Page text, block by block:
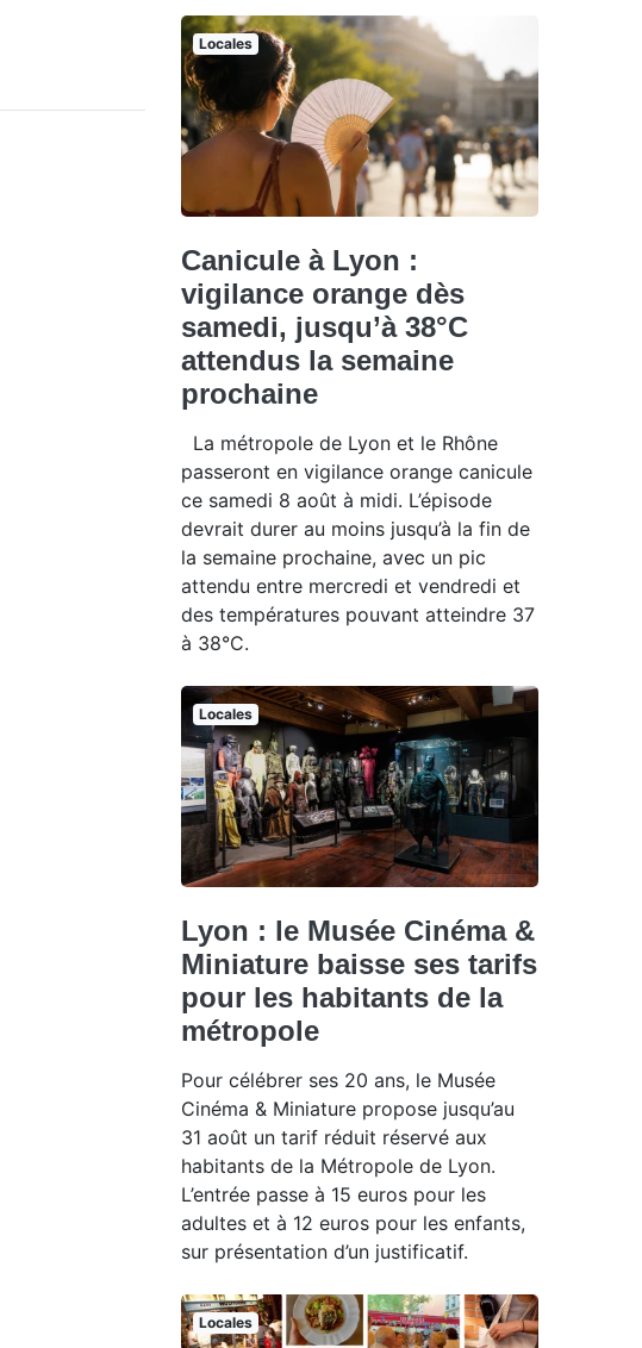
Locales
Canicule à Lyon :
vigilance orange dès
samedi, jusqu’à 38°C
attendus la semaine
prochaine
La métropole de Lyon et le Rhône
passeront en vigilance orange canicule
ce samedi 8 août à midi. L’épisode
devrait durer au moins jusqu’à la fin de
la semaine prochaine, avec un pic
attendu entre mercredi et vendredi et
des températures pouvant atteindre 37
à 38°C.
Locales
Lyon : le Musée Cinéma &
Miniature baisse ses tarifs
pour les habitants de la
métropole
Pour célébrer ses 20 ans, le Musée
Cinéma & Miniature propose jusqu’au
31 août un tarif réduit réservé aux
habitants de la Métropole de Lyon.
L’entrée passe à 15 euros pour les
adultes et à 12 euros pour les enfants,
sur présentation d’un justificatif.
Locales